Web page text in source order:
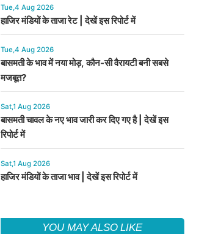
Tue,4 Aug 2026
हाजिर मंडियों के ताजा रेट | देखें इस रिपोर्ट में
Tue,4 Aug 2026
बासमती के भाव में नया मोड़, कौन-सी वैरायटी बनी सबसे
मजबूत?
Sat,1 Aug 2026
बासमती चावल के नए भाव जारी कर दिए गए है | देखें इस
रिपोर्ट में
Sat,1 Aug 2026
हाजिर मंडियों के ताजा भाव | देखें इस रिपोर्ट में
YOU MAY ALSO LIKE